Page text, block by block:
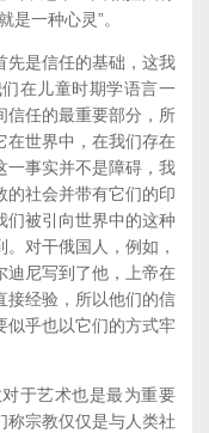
是一种心灵”。
是信任的基础，这我
在儿童时期学语言一
信任的最重要部分，所
在世界中，在我们存在
一事实并不是障碍，我
的社会并带有它们的印
们被引向世界中的这种
对干俄国人，例如，
迪尼写到了他，上帝在
接经验，所以他们的信
似乎也以它们的方式牢
于艺术也是最为重要
称宗教仅仅是与人类社